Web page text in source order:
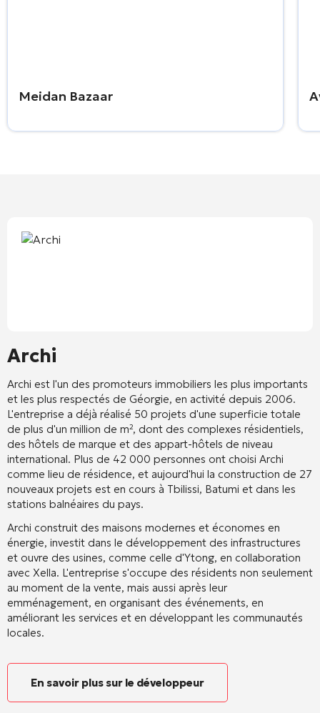
Meidan Bazaar
Archi
Archi est l'un des promoteurs immobiliers les plus importants
et les plus respectés de Géorgie, en activité depuis 2006.
L'entreprise a déjà réalisé 50 projets d'une superficie totale
de plus d'un million de m², dont des complexes résidentiels,
des hôtels de marque et des appart-hôtels de niveau
international. Plus de 42 000 personnes ont choisi Archi
comme lieu de résidence, et aujourd'hui la construction de 27
nouveaux projets est en cours à Tbilissi, Batumi et dans les
stations balnéaires du pays.
Archi construit des maisons modernes et économes en
énergie, investit dans le développement des infrastructures
et ouvre des usines, comme celle d'Ytong, en collaboration
avec Xella. L'entreprise s'occupe des résidents non seulement
au moment de la vente, mais aussi après leur
emménagement, en organisant des événements, en
améliorant les services et en développant les communautés
locales.
En savoir plus sur le développeur